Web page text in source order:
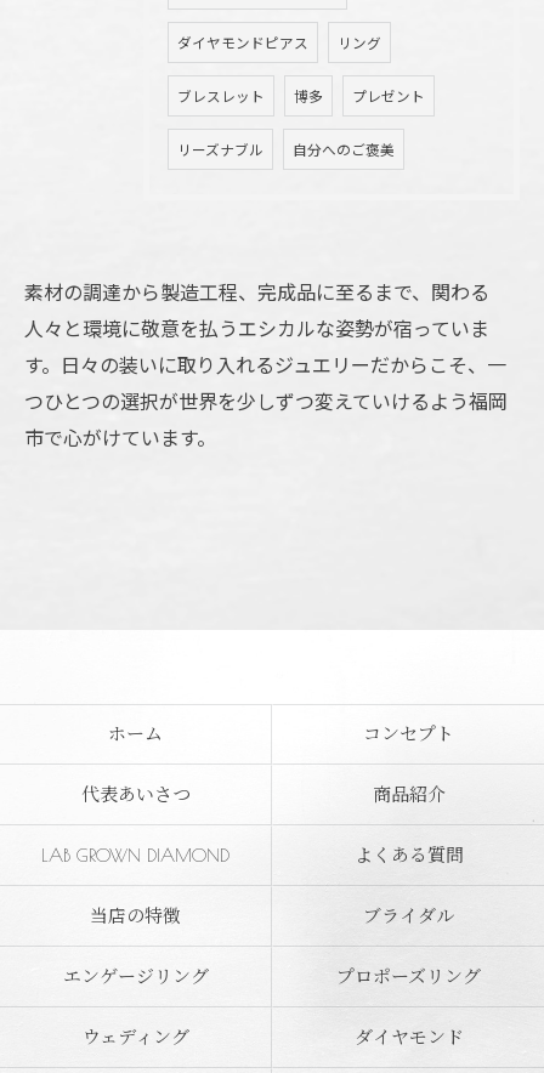
ダイヤモンドピアス リング
ブレスレット 博多 プレゼント
リーズナブル 自分へのご褒美
素材の調達から製造工程、完成品に至るまで、関わる
人々と環境に敬意を払うエシカルな姿勢が宿っていま
す。日々の装いに取り入れるジュエリーだからこそ、一
つひとつの選択が世界を少しずつ変えていけるよう福岡
市で心がけています。
ホーム コンセプト
代表あいさつ 商品紹介
LAB GROWN DIAMOND よくある質問
当店の特徴 ブライダル
エンゲージリング プロポーズリング
ウェディング ダイヤモンド